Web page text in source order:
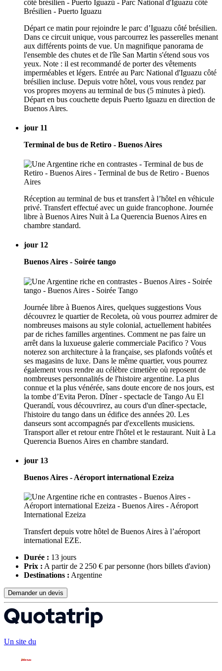
Départ ce matin pour rejoindre le parc d’Iguazu côté brésilien.
Dans ce circuit unique, vous parcourrez les passerelles menant
aux différents points de vue. Un magnifique panorama de
l'ensemble des chutes et de l'île San Martin s'étend sous vos
yeux. Note : il est recommandé de porter des vêtements
imperméables et légers. Entrée au Parc National d'Iguazu côté
brésilien incluse. Depuis votre hôtel, vous vous rendez par
vos propres moyens au terminal de bus (5 minutes à pied).
Départ en bus couchette depuis Puerto Iguazu en direction de
Buenos Aires.
jour 11
Terminal de bus de Retiro - Buenos Aires
Réception au terminal de bus et transfert à l’hôtel en véhicule
privé. Transfert effectué avec un guide francophone. Journée
libre à Buenos Aires Nuit à La Querencia Buenos Aires en
chambre standard.
jour 12
Buenos Aires - Soirée tango
Journée libre à Buenos Aires, quelques suggestions Vous
découvrez le quartier de Recoleta, où vous pourrez admirer de
nombreuses maisons au style colonial, actuellement habitées
par de riches familles argentines. Comment ne pas faire un
arrêt dans la luxueuse galerie commerciale Pacifico ? Vous
noterez son architecture à la française, ses plafonds voûtés et
ses magasins de luxe. Dans le même quartier, vous pourrez
également vous rendre au célèbre cimetière où reposent de
nombreuses personnalités de l'histoire argentine. La plus
connue et la plus vénérée, sans doute encore de nos jours, est
la tombe d’Evita Peron. Dîner - spectacle de Tango Au El
Querandí, vous découvrirez, au cours d'un dîner-spectacle,
l'histoire du tango dans un édifice des années 20. Les
danseurs sont accompagnés par d'excellents musiciens.
Transport aller et retour entre l'hôtel et le restaurant. Nuit à La
Querencia Buenos Aires en chambre standard.
jour 13
Buenos Aires - Aéroport international Ezeiza
Transfert depuis votre hôtel de Buenos Aires à l’aéroport
international EZE.
Durée : 13 jours
Prix : A partir de 2 250 € par personne (hors billets d'avion)
Destinations : Argentine
Demander un devis
Un site du